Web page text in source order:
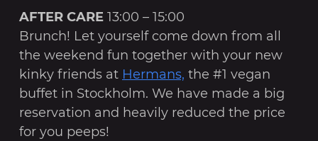
AFTER CARE 13:00 – 15:00
Brunch! Let yourself come down from all
the weekend fun together with your new
kinky friends at Hermans, the #1 vegan
buffet in Stockholm. We have made a big
reservation and heavily reduced the price
for you peeps!